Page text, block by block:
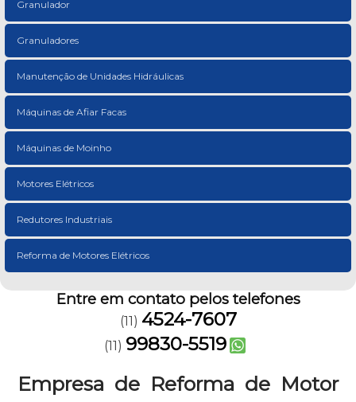
Granulador
Granuladores
Manutenção de Unidades Hidráulicas
Máquinas de Afiar Facas
Máquinas de Moinho
Motores Elétricos
Redutores Industriais
Reforma de Motores Elétricos
Entre em contato pelos telefones
(11) 4524-7607
(11) 99830-5519
Empresa de Reforma de Motor